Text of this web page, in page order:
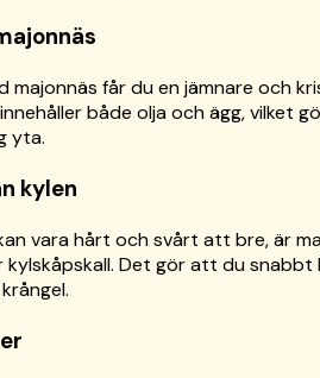
majonnäs får du en jämnare och
både olja och ägg, vilket
yta.
kylen
vara hårt och svårt att bre, är
kylskåpskall. Det gör att du